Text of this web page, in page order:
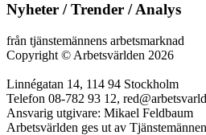
Nyheter / Trender / Analys
från tjänstemännens arbetsmarknad
Copyright © Arbetsvärlden 2026
Linnégatan 14, 114 94 Stockholm
Telefon 08-782 93 12,
Ansvarig utgivare: Mikael Feldbaum
Arbetsvärlden ges ut av